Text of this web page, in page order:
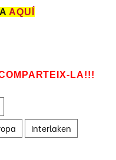
AQUÍ
LA!!!
Interlaken